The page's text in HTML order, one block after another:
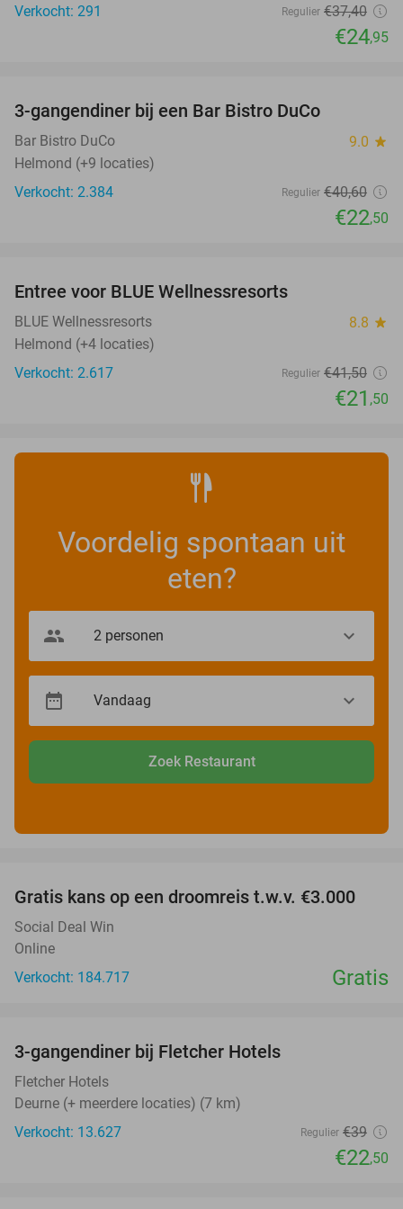
Verkocht: 291
Regulier €37,40
€24,95
3-gangendiner bij een Bar Bistro DuCo
Bar Bistro DuCo 9.0 star
Helmond (+9 locaties)
Verkocht: 2.384
Regulier €40,60
€22,50
Entree voor BLUE Wellnessresorts
BLUE Wellnessresorts 8.8 star
Helmond (+4 locaties)
Verkocht: 2.617
Regulier €41,50
€21 ,50
Voordelig spontaan uit
eten?
Zoek Restaurant
Gratis kans op een droomreis t.w.v. €3.000
Social Deal Win
Online
Verkocht: 184.717
Gratis
3-gangendiner bij Fletcher Hotels
Fletcher Hotels
Deurne (+ meerdere locaties) (7 km)
Verkocht: 13.627
Regulier €39
€22,50